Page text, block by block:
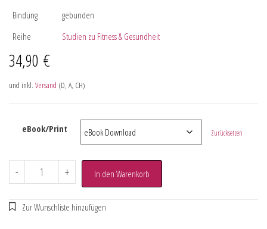
Bindung
gebunden
Reihe
Studien zu Fitness & Gesundheit
34,90 €
und inkl. Versand (D, A, CH)
eBook/Print Zurücksetzen
- + In den Warenkorb